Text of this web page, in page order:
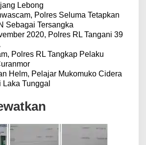
Lebong
Polres Seluma Tetapkan
Sebagai Tersangka
2020, Polres RL Tangani 39
Polres RL Tangkap Pelaku
Helm, Pelajar Mukomuko Cidera
Laka Tunggal